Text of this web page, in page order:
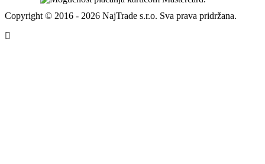
Copyright © 2016 - 2026 NajTrade s.r.o. Sva prava pridržana.